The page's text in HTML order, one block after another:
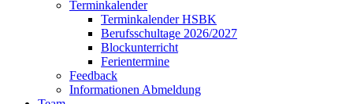
Terminkalender
Terminkalender HSBK
Berufsschultage 2026/2027
Blockunterricht
Ferientermine
Feedback
Informationen Abmeldung